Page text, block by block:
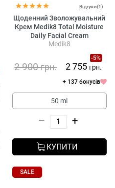
Відгуки(1)
Щоденний Зволожувальний
Крем Medik8 Total Moisture
Daily Facial Cream
Medik8
-5%
2 900грн. 2 755 грн.
+ 137 бонусів
50 ml
– +
КУПИТИ
SALE